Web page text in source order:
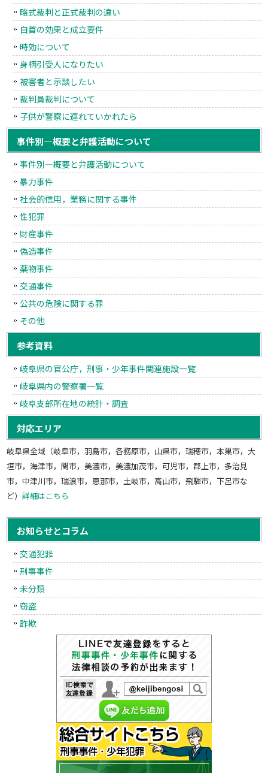
略式裁判と正式裁判の違い
自首の効果と成立要件
時効について
身柄引受人になりたい
被害者と示談したい
裁判員裁判について
子供が警察に連れていかれたら
事件別―概要と弁護活動について
事件別―概要と弁護活動について
暴力事件
社会的信用，業務に関する事件
性犯罪
財産事件
偽造事件
薬物事件
交通事件
公共の危険に関する罪
その他
参考資料
岐阜県の官公庁，刑事・少年事件関連施設一覧
岐阜県内の警察署一覧
岐阜支部所在地の統計・調査
対応エリア
岐阜県全域（岐阜市，羽島市，各務原市，山県市，瑞穂市，本巣市，大
垣市，海津市，関市，美濃市，美濃加茂市，可児市，郡上市，多治見
市，中津川市，瑞浪市，恵那市，土岐市，高山市，飛騨市，下呂市な
ど）詳細はこちら
お知らせとコラム
交通犯罪
刑事事件
未分類
窃盗
詐欺